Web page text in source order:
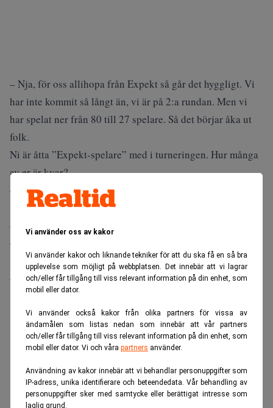
Vi använder oss av kakor
Vi använder kakor och liknande tekniker för att du ska få en så bra
upplevelse som möjligt på webbplatsen. Det innebär att vi lagrar
och/eller får tillgång till viss relevant information på din enhet, som
mobil eller dator.
Vi använder också kakor från olika partners för vissa av
ändamålen som listas nedan som innebär att vår partners
och/eller får tillgång till viss relevant information på din enhet, som
mobil eller dator. Vi och våra partners använder.
Användning av kakor innebär att vi behandlar personuppgifter som
IP-adress, unika identifierare och beteendedata. Vår behandling av
personuppgifter sker med samtycke eller berättigat intresse som
laglig grund.
– Nja, för oss allihopa från Expekt så går det hyggligt. Vi
har inte kommit så långt än, vi är på 2:a rundan. Men vi
har spelat ner från 80 till 27 spelare. Så det börjar åka ut
folk.
Ni är åtta ”Expekt-spelare” med i turneringen. Hur många
av er är kvar?
– Alla åtta.
Har någon av er en chans att vinna, till och med?
– Ja, det tror jag, några av oss har en hel del marker kvar,
och en bra chans.
Hur går det för dig själv?
– Hyggligt
Vad kan man vinna?
ANNONS